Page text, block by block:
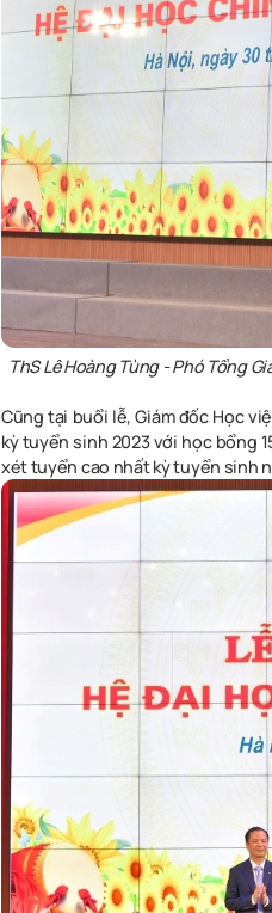
ThS Lê Hoàng Tùng - Phó Tổng
Cũng tại buổi lễ, Giám đốc Học
kỳ tuyển sinh 2023 với học bổng
xét tuyển cao nhất kỳ tuyển sinh